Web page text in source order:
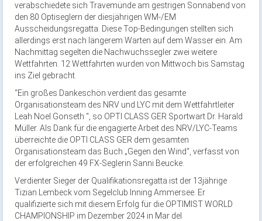
verabschiedete sich Travemünde am gestrigen Sonnabend von
den 80 Optiseglern der diesjährigen WM-/EM
Ausscheidungsregatta. Diese Top-Bedingungen stellten sich
allerdings erst nach längerem Warten auf dem Wasser ein. Am
Nachmittag segelten die Nachwuchssegler zwei weitere
Wettfahrten. 12 Wettfahrten wurden von Mittwoch bis Samstag
ins Ziel gebracht.
“Ein großes Dankeschön verdient das gesamte
Organisationsteam des NRV und LYC mit dem Wettfahrtleiter
Leah Noel Gonseth “, so OPTI CLASS GER Sportwart Dr. Harald
Müller. Als Dank für die engagierte Arbeit des NRV/LYC-Teams
überreichte die OPTI CLASS GER dem gesamten
Organisationsteam das Buch „Gegen den Wind“, verfasst von
der erfolgreichen 49 FX-Seglerin Sanni Beucke.
Verdienter Sieger der Qualifikationsregatta ist der 13jährige
Tizian Lembeck vom Segelclub Inning Ammersee. Er
qualifizierte sich mit diesem Erfolg für die OPTIMIST WORLD
CHAMPIONSHIP im Dezember 2024 in Mar del